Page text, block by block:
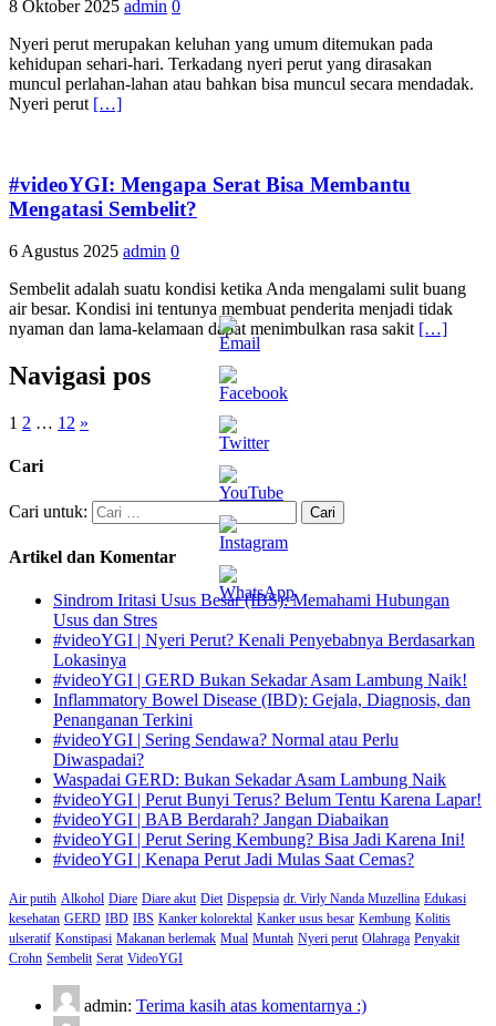
8 Oktober 2025 admin 0
Nyeri perut merupakan keluhan yang umum ditemukan pada
kehidupan sehari-hari. Terkadang nyeri perut yang dirasakan
muncul perlahan-lahan atau bahkan bisa muncul secara mendadak.
Nyeri perut […]
#videoYGI: Mengapa Serat Bisa Membantu
Mengatasi Sembelit?
6 Agustus 2025 admin 0
Sembelit adalah suatu kondisi ketika Anda mengalami sulit buang
air besar. Kondisi ini tentunya membuat penderita menjadi tidak
nyaman dan lama-kelamaan dapat menimbulkan rasa sakit […]
Navigasi pos
1 2 … 12 »
Cari
Cari untuk:
Artikel dan Komentar
Sindrom Iritasi Usus Besar (IBS): Memahami Hubungan
Usus dan Stres
#videoYGI | Nyeri Perut? Kenali Penyebabnya Berdasarkan
Lokasinya
#videoYGI | GERD Bukan Sekadar Asam Lambung Naik!
Inflammatory Bowel Disease (IBD): Gejala, Diagnosis, dan
Penanganan Terkini
#videoYGI | Sering Sendawa? Normal atau Perlu
Diwaspadai?
Waspadai GERD: Bukan Sekadar Asam Lambung Naik
#videoYGI | Perut Bunyi Terus? Belum Tentu Karena Lapar!
#videoYGI | BAB Berdarah? Jangan Diabaikan
#videoYGI | Perut Sering Kembung? Bisa Jadi Karena Ini!
#videoYGI | Kenapa Perut Jadi Mulas Saat Cemas?
Air putih Alkohol Diare Diare akut Diet Dispepsia dr. Virly Nanda Muzellina Edukasi
kesehatan GERD IBD IBS Kanker kolorektal Kanker usus besar Kembung Kolitis
ulseratif Konstipasi Makanan berlemak Mual Muntah Nyeri perut Olahraga Penyakit
Crohn Sembelit Serat VideoYGI
admin: Terima kasih atas komentarnya :)